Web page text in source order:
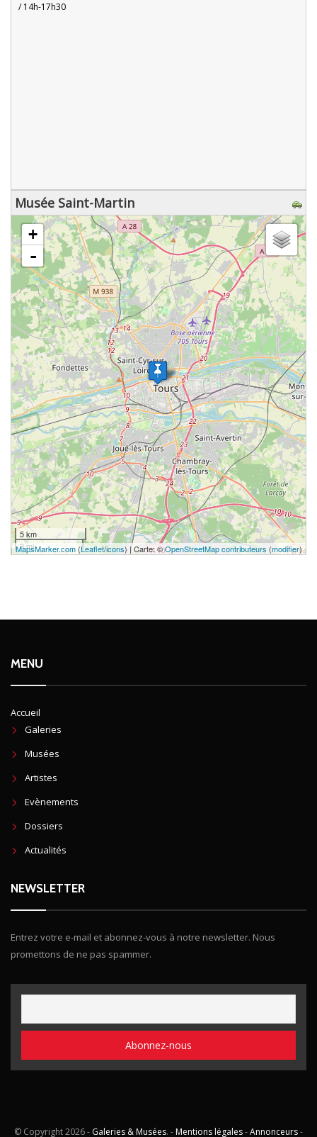
/ 14h-17h30
Musée Saint-Martin
chargement de la carte - veuillez patienter...
+
-
5 km
3 mi
MapsMarker.com (Leaflet/icons) | Carte: ©OpenStreetMap contributeurs (modifier)
MENU
Accueil
Galeries
Musées
Artistes
Evènements
Dossiers
Actualités
NEWSLETTER
Entrez votre e-mail et abonnez-vous à notre newsletter. Nous
promettons de ne pas spammer.
© Copyright2026 - Galeries & Musées. - Mentions légales-Annonceurs-